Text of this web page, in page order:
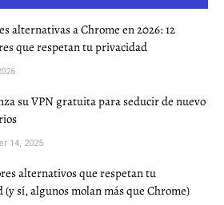
alternativas a Chrome en 2026: 12
que respetan tu privacidad
su VPN gratuita para seducir de nuevo
14, 2025
alternativos que respetan tu
sí, algunos molan más que Chrome)